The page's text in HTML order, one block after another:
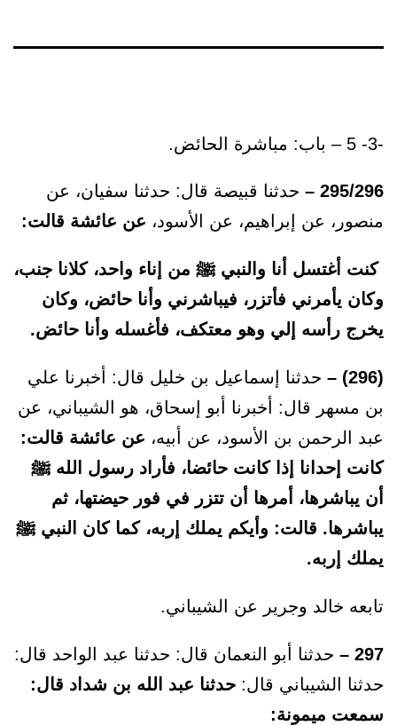
-3- 5 – باب: مباشرة الحائض.
295/296 –
حدثنا قبيصة قال: حدثنا سفيان، عن
منصور، عن إبراهيم، عن الأسود، عن عائشة قالت:
كنت أغتسل أنا والنبي ﷺ من إناء واحد، كلانا جنب،
وكان يأمرني فأتزر، فيباشرني وأنا حائض، وكان
يخرج رأسه إلي وهو معتكف، فأغسله وأنا حائض.
(296) –
حدثنا إسماعيل بن خليل قال: أخبرنا علي
بن مسهر قال: أخبرنا أبو إسحاق، هو الشيباني، عن
عبد الرحمن بن الأسود، عن أبيه، عن عائشة قالت:
كانت إحدانا إذا كانت حائضا، فأراد رسول الله ﷺ
أن يباشرها، أمرها أن تتزر في فور حيضتها، ثم
يباشرها. قالت: وأيكم يملك إربه، كما كان النبي ﷺ
يملك إربه.
تابعه خالد وجرير عن الشيباني.
297 –
حدثنا أبو النعمان قال: حدثنا عبد الواحد قال:
حدثنا الشيباني قال: حدثنا عبد الله بن شداد قال:
سمعت ميمونة: